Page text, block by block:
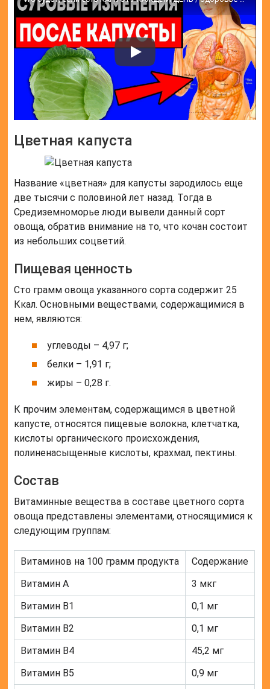
Цветная капуста
Название «цветная» для капусты зародилось еще
две тысячи с половиной лет назад. Тогда в
Средиземноморье люди вывели данный сорт
овоща, обратив внимание на то, что кочан состоит
из небольших соцветий.
Пищевая ценность
Сто грамм овоща указанного сорта содержит 25
Ккал. Основными веществами, содержащимися в
нем, являются:
углеводы – 4,97 г;
белки – 1,91 г;
жиры – 0,28 г.
К прочим элементам, содержащимся в цветной
капусте, относятся пищевые волокна, клетчатка,
кислоты органического происхождения,
полиненасыщенные кислоты, крахмал, пектины.
Состав
Витаминные вещества в составе цветного сорта
овоща представлены элементами, относящимися к
следующим группам:
Витаминов на 100 грамм продукта
Содержание
Витамин А
3 мкг
Витамин В1
0,1 мг
Витамин В2
0,1 мг
Витамин В4
45,2 мг
Витамин В5
0,9 мг